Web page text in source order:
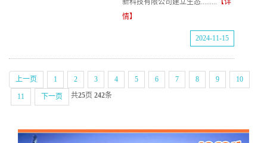
新科技有限公司建立生态......... 【详
情】
2024-11-15
上一页 1 2 3 4 5 6 7 8 9 10
11 下一页 共25页 242条